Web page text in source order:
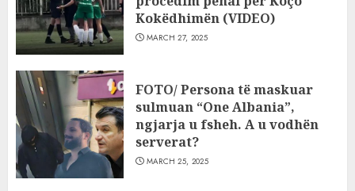
Kokëdhimën (VIDEO)
MARCH 27, 2025
FOTO/ Persona të maskuar
sulmuan “One Albania”,
ngjarja u fsheh. A u vodhën
serverat?
MARCH 25, 2025